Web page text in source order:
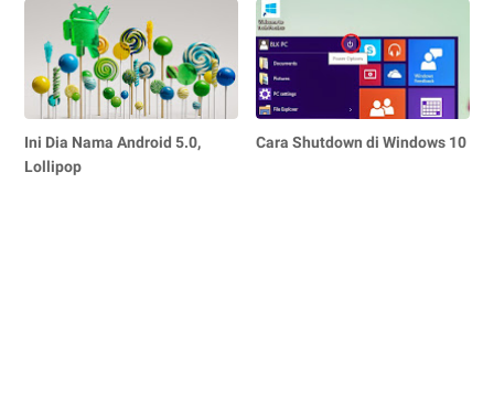
Ini Dia Nama Android 5.0,
Lollipop
Cara Shutdown di Windows 10